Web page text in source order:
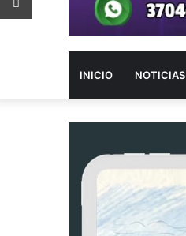
INICIO NOTICIAS